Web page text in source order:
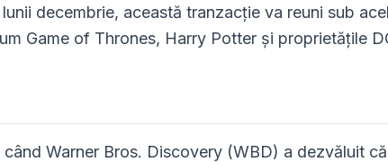
decembrie, această tranzacție va reuni sub
Game of Thrones, Harry Potter și proprietățile
Warner Bros. Discovery (WBD) a dezvăluit